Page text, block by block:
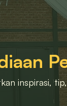
inspirasi,